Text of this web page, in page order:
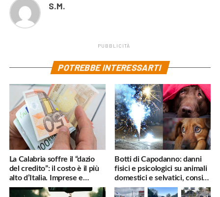
S.M.
PUBBLICITÀ
POTREBBE INTERESSARTI
La Calabria soffre il “dazio
del credito”: il costo è il più
alto d’Italia. Imprese e
famiglie penalizzate
Botti di Capodanno: danni
fisici e psicologici su animali
domestici e selvatici, consigli
utili